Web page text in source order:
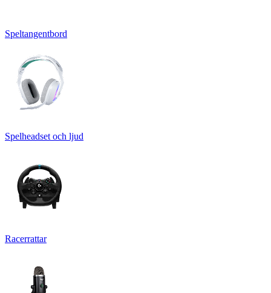
Speltangentbord
Spelheadset och ljud
Racerrattar